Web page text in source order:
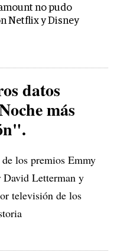
no pudo
Netflix y Disney
datos
más
los premios Emmy
David Letterman y
televisión de los